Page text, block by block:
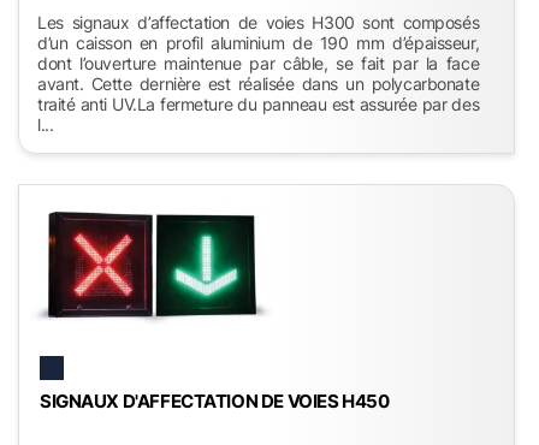
Les signaux d’affectation de voies H300 sont composés
d’un caisson en profil aluminium de 190 mm d’épaisseur,
dont l’ouverture maintenue par câble, se fait par la face
avant. Cette dernière est réalisée dans un polycarbonate
traité anti UV.La fermeture du panneau est assurée par des
l...
SIGNAUX D'AFFECTATION DE VOIES H450